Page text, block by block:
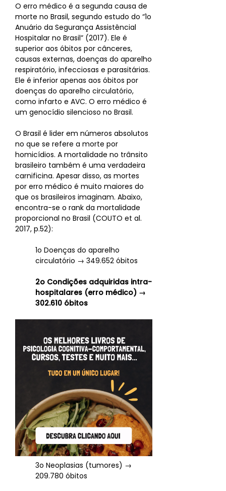
O erro médico é a segunda causa de
morte no Brasil, segundo estudo do “1o
Anuário da Segurança Assistêncial
Hospitalar no Brasil” (2017). Ele é
superior aos óbitos por cânceres,
causas externas, doenças do aparelho
respiratório, infecciosas e parasitárias.
Ele é inferior apenas aos óbitos por
doenças do aparelho circulatório,
como infarto e AVC. O erro médico é
um genocídio silencioso no Brasil.
O Brasil é lider em números absolutos
no que se refere a morte por
homicídios. A mortalidade no trânsito
brasileiro também é uma verdadeira
carnificina. Apesar disso, as mortes
por erro médico é muito maiores do
que os brasileiros imaginam. Abaixo,
encontra-se o rank da mortalidade
proporcional no Brasil (COUTO et al.
2017, p.52):
1o Doenças do aparelho
circulatório → 349.652 óbitos
2o Condições adquiridas intra-
hospitalares (erro médico) →
302.610 óbitos
3o Neoplasias (tumores) →
209.780 óbitos